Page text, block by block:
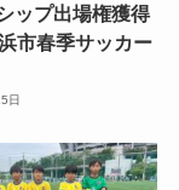
ップ出場権獲得
市春季サッカー
日